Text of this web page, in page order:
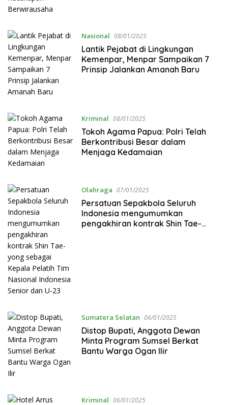
Nasional 08/01/2025
Lantik Pejabat di Lingkungan
Kemenpar, Menpar Sampaikan 7
Prinsip Jalankan Amanah Baru
Kriminal 08/01/2025
Tokoh Agama Papua: Polri Telah
Berkontribusi Besar dalam
Menjaga Kedamaian
Olahraga 07/01/2025
Persatuan Sepakbola Seluruh
Indonesia mengumumkan
pengakhiran kontrak Shin Tae-
Sumatera Selatan 06/01/2025
Distop Bupati, Anggota Dewan
Minta Program Sumsel Berkat
Bantu Warga Ogan Ilir
Kriminal 06/01/2025